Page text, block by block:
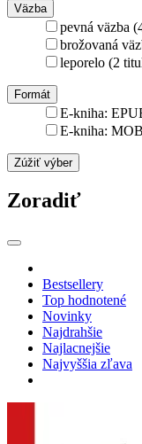
Väzba
pevná väzba
brožovaná
leporelo (2
Formát
E-kniha:
E-kniha:
Zúžiť výber
Zoradiť
Bestsellery
Top hodnotené
Novinky
Najdrahšie
Najlacnejšie
Najvyššia zľava